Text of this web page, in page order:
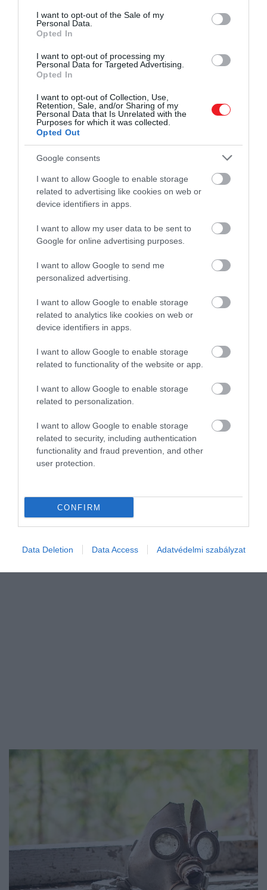
consent section.
I want to opt-out of the Sale of my
Personal Data.
Opted In
I want to opt-out of processing my
Personal Data for Targeted Advertising.
Opted In
I want to opt-out of Collection, Use,
Retention, Sale, and/or Sharing of my
Personal Data that Is Unrelated with the
Purposes for which it was collected.
Opted Out
Google consents
I want to allow Google to enable storage
related to advertising like cookies on web or
device identifiers in apps.
I want to allow my user data to be sent to
Google for online advertising purposes.
I want to allow Google to send me
personalized advertising.
I want to allow Google to enable storage
related to analytics like cookies on web or
device identifiers in apps.
I want to allow Google to enable storage
related to functionality of the website or app.
I want to allow Google to enable storage
related to personalization.
I want to allow Google to enable storage
related to security, including authentication
functionality and fraud prevention, and other
user protection.
CONFIRM
Data Deletion Data Access Adatvédelmi szabályzat
A csernobili katasztrófa óta az élet egyes
formái egészen meglepő módon
alkalmazkodtak a szélsőséges
körülményekhez. Erre jó példa egy
sugárzást egyenesen energiává…
2026. ÁPRILIS 2. ● TÓTH EMMA
ki egy csernobili gombafajnál
TÓTH EMMA